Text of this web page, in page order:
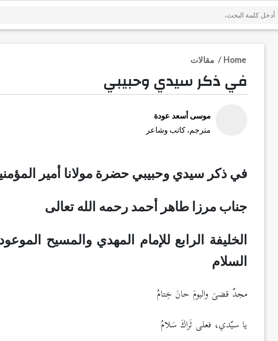
مقالات / Home
في ذكر سيدي وحبيبي
موسى أسعد عودة
مترجم، كاتب وشاعر
في ذكر سيدي وحبيبي حضرة مولانا أمير
جناب مرزا طاهر أحمد رحمه الله تعالى
الخليفة الرابع للإمام المهدي والمسيح
السلام
مجدٌ قضىَ واليومَ حانَ خِتامُ
يا سيّدي، فعلى ثَراكَ سَلامُ